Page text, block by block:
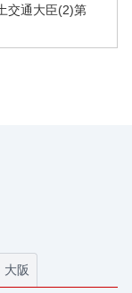
交通大臣(2)第
大阪